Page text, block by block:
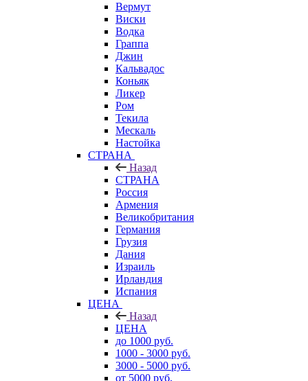
Вермут
Виски
Водка
Граппа
Джин
Кальвадос
Коньяк
Ликер
Ром
Текила
Мескаль
Настойка
СТРАНА
Назад
СТРАНА
Россия
Армения
Великобритания
Германия
Грузия
Дания
Израиль
Ирландия
Испания
ЦЕНА
Назад
ЦЕНА
до 1000 руб.
1000 - 3000 руб.
3000 - 5000 руб.
от 5000 руб.